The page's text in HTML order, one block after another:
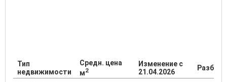
Тип
недвижимости
Средн. цена
м2
Изменение с
21.04.2026